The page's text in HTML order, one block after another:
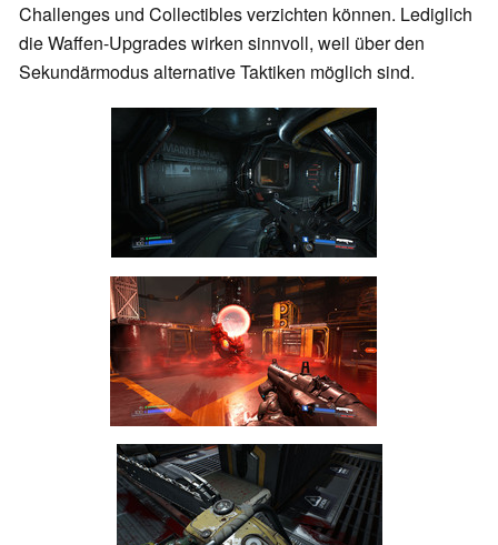
Challenges und Collectibles verzichten können. Lediglich
die Waffen-Upgrades wirken sinnvoll, weil über den
Sekundärmodus alternative Taktiken möglich sind.